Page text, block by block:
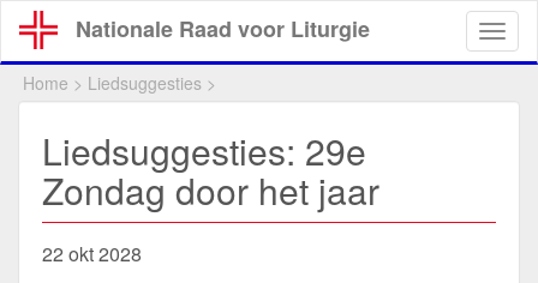
Overslaan
en
naar
Nationale Raad voor Liturgie
Home > Liedsuggesties >
Liedsuggesties: 29e
Zondag door het jaar
22 okt 2028